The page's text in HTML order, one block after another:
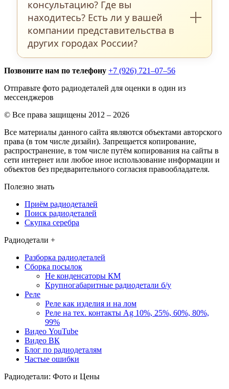
стоимости самих деталей.
ненадлежащего качества. Также бывают
ситуации, когда в посылке среди прочего
находятся детали, которые не проходят
сайте . В этом случае данные детали
весу, 200-550 рублей/кг
консультацию? Где вы
находитесь? Есть ли у вашей
компании представительства в
других городах России?
В разделеКонтактына нашем сайте
указаны все доступные на сегодняшний
день способы связаться с нами: номера
телефонов, номер Ватсап, Вайбер,
электронная почта. Вы можете
заполнить форму обратной связи в этом
же разделе и задать свой вопрос,
прикрепив при этом фотографии
имеющихся у Вас изделий. Мы
постараемся обработать Ваш запрос в
кратчайшие сроки.
Мы находимся в городе Клин
Московской области и на данный
момент не имеем представительств в
других регионах. Пересылка
радиодеталей и компонентов из других
городов и населённых пунктов
осуществляется«Почтой России»или
транспортными компаниями, такими
как«СДЕК»,
Позвоните нам по телефону +7 (926) 721–07–56
Отправьте фото радиодеталей для оценки в один из
мессенджеров
© Все права защищены 2012 – 2026
Все материалы данного сайта являются объектами авторского
права (в том числе дизайн). Запрещается копирование,
распространение, в том числе путём копирования на сайты в
сети интернет или любое иное использование информации и
объектов без предварительного согласия правообладателя.
Полезно знать
Приём радиодеталей
Поиск радиодеталей
Скупка серебра
Радиодетали +
Разборка радиодеталей
Сборка посылок
Не конденсаторы КМ
Крупногабаритные радиодетали б/у
Реле
Реле как изделия и на лом
Реле на тех. контакты Ag 10%, 25%, 60%, 80%,
99%
Видео YouTube
Видео ВК
Блог по радиодеталям
Частые ошибки
Радиодетали: Фото и Цены